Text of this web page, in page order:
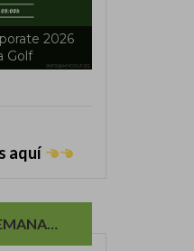
2026
Golf
aquí